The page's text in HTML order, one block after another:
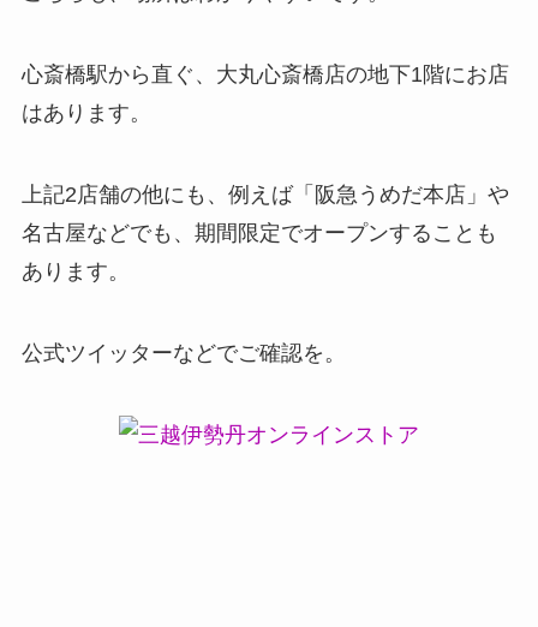
心斎橋駅から直ぐ、大丸心斎橋店の地下1階にお店
はあります。
上記2店舗の他にも、例えば「阪急うめだ本店」や
名古屋などでも、期間限定でオープンすることも
あります。
公式ツイッターなどでご確認を。